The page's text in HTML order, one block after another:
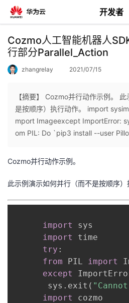
开发者
返
回
个
Cozmo人工智能机器人
行部分Parallel_Action
zhangrelay 2021/07/15
【摘要】 Cozmo并行动作示例。
是按顺序）执行动作。 import
mport Imageexcept ImportError:
om PIL: Do `pip3 install --user
Cozmo并行动作示例。
此示例演示如何并行（而不是按顺序）
import
sys
import
time
try :
from PIL import
except
       sys
. exit (
import
cozmo